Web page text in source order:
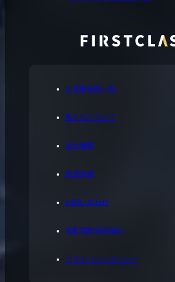
お買取実績一覧
私たちについて
会社概要
採用情報
お問い合わせ
宅配買取利用規約
プライバシーポリシー